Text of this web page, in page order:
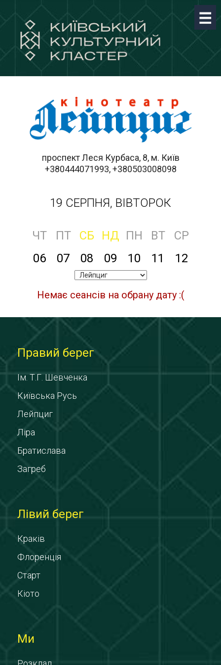
проспект Леся Курбаса, 8, м. Київ
+380444071993, +380503008098
19 СЕРПНЯ, ВІВТОРОК
ЧТ ПТ СБ НД ПН ВТ
СР
06
07 08 09 10 11 12
Немає сеансів на обрану дату :(
Правий берег
Ім. Т.Г. Шевченка
Київська Русь
Лейпциг
Ліра
Братислава
Загреб
Лівий берег
Краків
Флоренція
Старт
Кіото
Ми